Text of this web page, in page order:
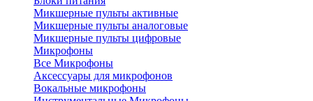
Микшерные пульты активные
Микшерные пульты аналоговые
Микшерные пульты цифровые
Микрофоны
Все Микрофоны
Аксессуары для микрофонов
Вокальные микрофоны